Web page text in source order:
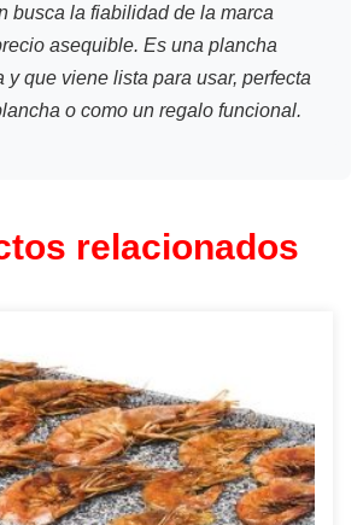
busca la fiabilidad de la marca
asequible. Es una plancha
y que viene lista para usar, perfecta
o como un regalo funcional.
relacionados